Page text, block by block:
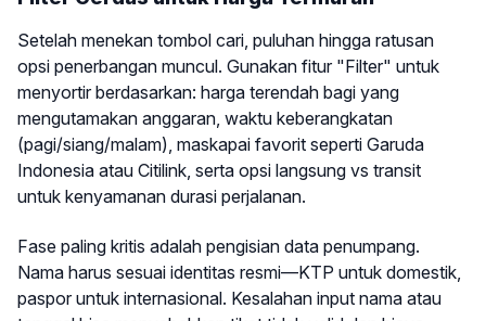
Setelah menekan tombol cari, puluhan hingga ratusan
opsi penerbangan muncul. Gunakan fitur "Filter" untuk
menyortir berdasarkan: harga terendah bagi yang
mengutamakan anggaran, waktu keberangkatan
(pagi/siang/malam), maskapai favorit seperti Garuda
Indonesia atau Citilink, serta opsi langsung vs transit
untuk kenyamanan durasi perjalanan.
Fase paling kritis adalah pengisian data penumpang.
Nama harus sesuai identitas resmi—KTP untuk domestik,
paspor untuk internasional. Kesalahan input nama atau